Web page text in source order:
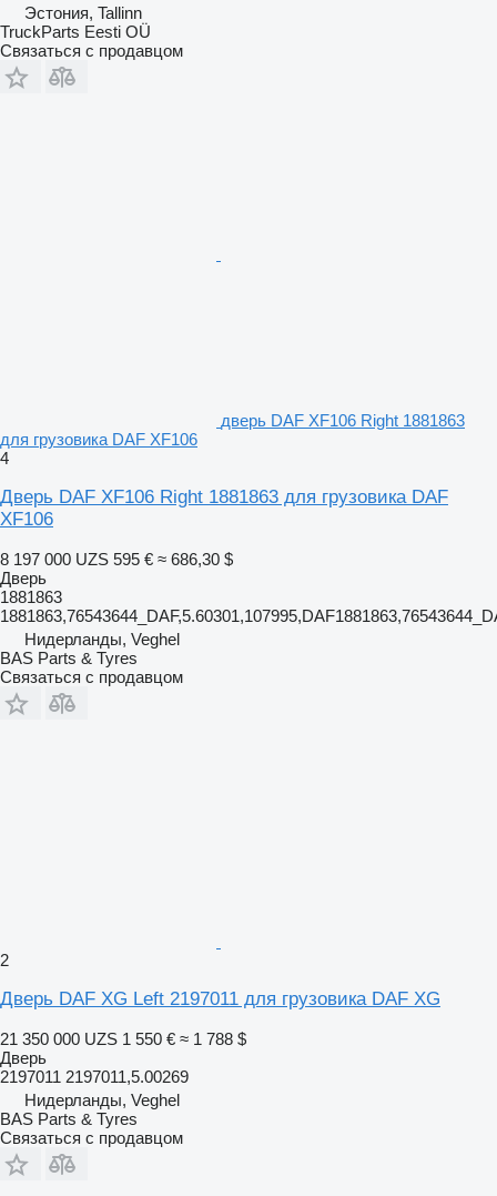
Эстония, Tallinn
TruckParts Eesti OÜ
Связаться с продавцом
дверь DAF XF106 Right 1881863
для грузовика DAF XF106
4
Дверь DAF XF106 Right 1881863 для грузовика DAF
XF106
8 197 000 UZS 595 € ≈ 686,30 $
Дверь
1881863
Нидерланды, Veghel
BAS Parts & Tyres
Связаться с продавцом
2
Дверь DAF XG Left 2197011 для грузовика DAF XG
21 350 000 UZS 1 550 € ≈ 1 788 $
Дверь
2197011 2197011,5.00269
Нидерланды, Veghel
BAS Parts & Tyres
Связаться с продавцом